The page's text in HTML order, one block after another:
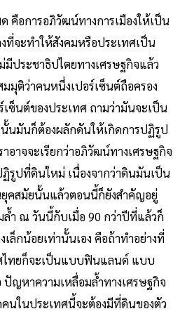
คือการอภิวัฒน์ทางการเมืองให้เป็น
ที่จะทำให้สังคมหรือประเทศเป็น
มีประชาธิปไตยทางเศรษฐกิจแล้ว
มุติว่าคนหนึ่งเปอร์เซ็นต์ถือครอง
ซ็นต์ของประเทศ ถามว่ามันจะเป็น
นั้นมันก็ต้องผลักดันให้เกิดการปฏิรูป
อาจจะเรียกว่าอภิวัฒน์ทางเศรษฐกิจ
รูปที่ดินใหม่ เนื่องจากว่าดินมันเป็น
คสมัยนั้นแล้วตอนนี้ก็ยังสำคัญอยู่
ล้ำ ณ วันนี้กับเมื่อ 90 กว่าปีที่แล้วก็
ล็กน้อยเท่านั้นเอง คือถ้าทำอย่างที่
ไทยก็จะเป็นแบบฟินแลนด์ แบบ
ปัญหาความเหลื่อมล้ำทางเศรษฐกิจ
นในประเทศนี้จะต้องมีที่ดินของตัว